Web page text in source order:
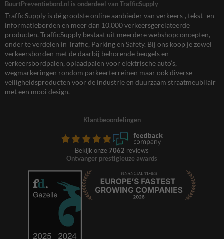
BuurtPreventiebord.nl is onderdeel van TrafficSupply
TrafficSupply is dé grootste online aanbieder van verkeers-, tekst- en
informatieborden en meer dan 10.000 verkeersgerelateerde
producten. TrafficSupply bestaat uit meerdere webshopconcepten,
onder te verdelen in Traffic, Parking en Safety. Bij ons koop je zowel
verkeersborden met de daarbij behorende beugels en
verkeersbordpalen, oplaadpalen voor elektrische auto’s,
wegmarkeringen rondom parkeerterreinen maar ook diverse
veiligheidsproducten voor de industrie en duurzaam straatmeubilair
met een mooi design.
Klantbeoordelingen
Bekijk onze 7062 reviews
Ontvanger prestigieuze awards